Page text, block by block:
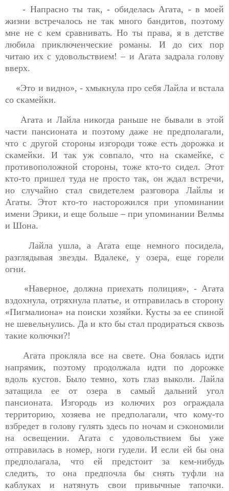
- Напрасно ты так, - обиделась Агата, - в моей
жизни встречалось не так много бандитов, поэтому
мне не с кем сравнивать. Но ты права, я в детстве
любила приключенческие романы. И до сих пор
читаю их с удовольствием! – и Агата задрала голову
вверх.
«Это и видно», - хмыкнула про себя Лайла и встала
со скамейки.
Агата и Лайла никогда раньше не бывали в этой
части пансионата и поэтому даже не предполагали,
что с другой стороны изгороди тоже есть дорожка и
скамейки. И так уж совпало, что на скамейке, с
противоположной стороны, тоже кто-то сидел. Этот
кто-то пришел туда не просто так, он ждал встречи,
но случайно стал свидетелем разговора Лайлы и
Агаты. Этот кто-то насторожился при упоминании
имени Эрики, и еще больше – при упоминании Велмы
и Шона.
Лайла ушла, а Агата еще немного посидела,
разглядывая звезды. Вдалеке, у озера, еще горели
огни.
«Наверное, должна приехать полиция», - Агата
вздохнула, отряхнула платье, и отправилась в сторону
«Пигмалиона» на поиски хозяйки. Кусты за ее спиной
не шевельнулись. Да и кто бы стал продираться сквозь
такие колючки?!
Агата прокляла все на свете. Она боялась идти
напрямик, поэтому продолжала идти по дорожке
вдоль кустов. Было темно, хоть глаз выколи. Лайла
затащила ее от озера в самый дальний угол
пансионата. Изгородь из колючих роз ограждала
территорию, хозяева не предполагали, что кому-то
взбредет в голову гулять здесь по ночам и сэкономили
на освещении. Агата с удовольствием бы уже
отправилась в номер, ноги гудели. И если ей бы она
предполагала, что ей предстоит за кем-нибудь
следить, то она предпочла бы снять туфли на
каблуках и натянуть свои привычные тапочки.